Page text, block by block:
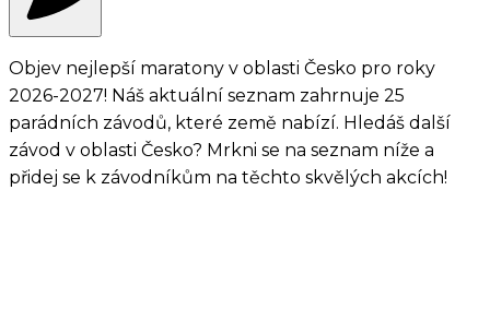
Objev nejlepší maratony v oblasti Česko pro roky
2026-2027! Náš aktuální seznam zahrnuje 25
parádních závodů, které země nabízí. Hledáš další
závod v oblasti Česko? Mrkni se na seznam níže a
přidej se k závodníkům na těchto skvělých akcích!